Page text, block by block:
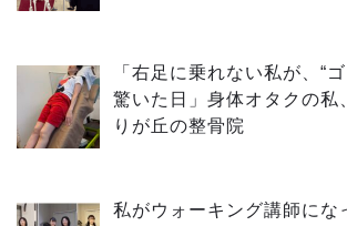
「右足に乗れない私が、“
驚いた日」身体オタクの私
りが丘の整骨院
私がウォーキング講師にな